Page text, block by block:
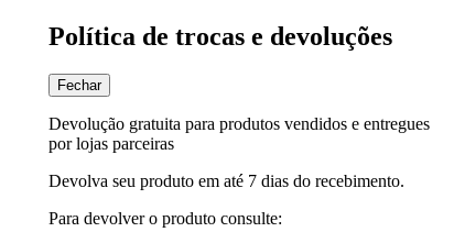
Política de trocas e devoluções
Fechar
Devolução gratuita para produtos vendidos e entregues
por lojas parceiras
Devolva seu produto em até 7 dias do recebimento.
Para devolver o produto consulte: